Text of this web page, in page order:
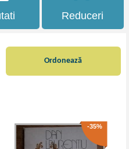
Reduceri
Ordonează
-35%